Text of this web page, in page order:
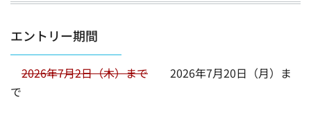
エントリー期間
2026年7月2日（木）まで
2026年7月20日（月）ま
で